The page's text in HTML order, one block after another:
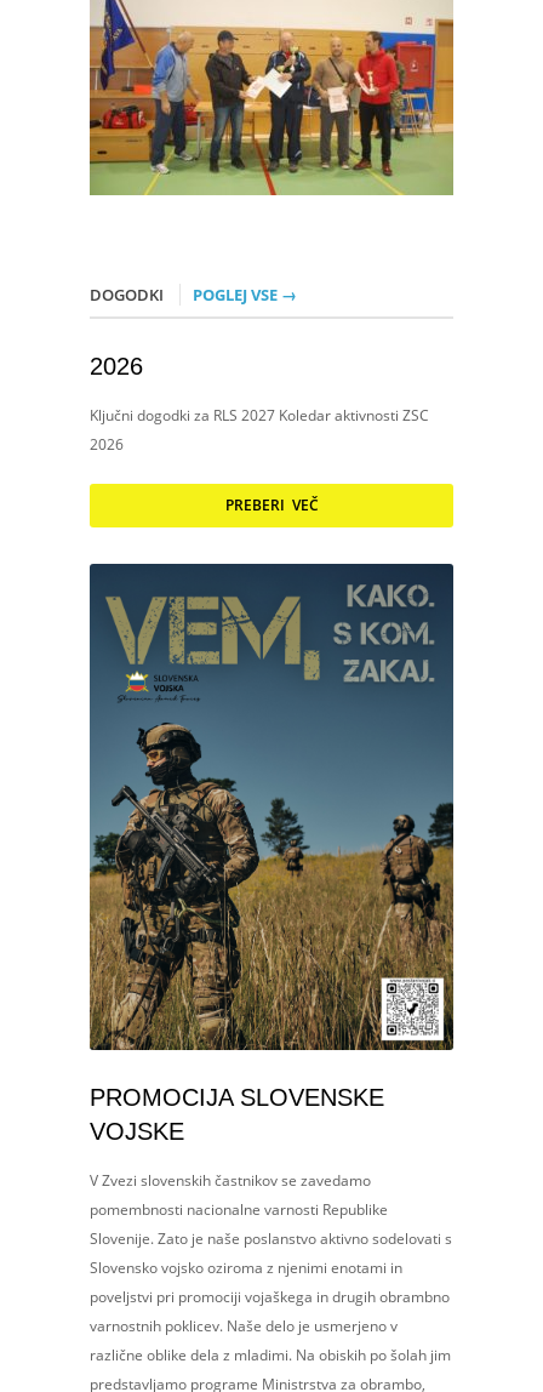
DOGODKI POGLEJ VSE →
2026
Ključni dogodki za RLS 2027 Koledar aktivnosti ZSC
2026
PREBERI VEČ
PROMOCIJA SLOVENSKE
VOJSKE
V Zvezi slovenskih častnikov se zavedamo
pomembnosti nacionalne varnosti Republike
Slovenije. Zato je naše poslanstvo aktivno sodelovati s
Slovensko vojsko oziroma z njenimi enotami in
poveljstvi pri promociji vojaškega in drugih obrambno
varnostnih poklicev. Naše delo je usmerjeno v
različne oblike dela z mladimi. Na obiskih po šolah jim
predstavljamo programe Ministrstva za obrambo,